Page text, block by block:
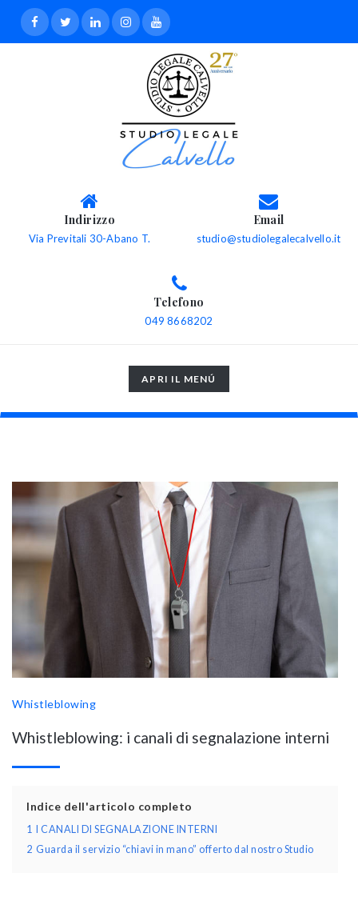
Indirizzo
Via Previtali 30-Abano T.
Email
studio@studiolegalecalvello.it
Telefono
049 8668202
TOGGLE
NAVIGATION
APRI IL MENÚ
Whistleblowing
Whistleblowing: i canali di segnalazione interni
Indice dell'articolo completo
1 I CANALI DI SEGNALAZIONE INTERNI
2 Guarda il servizio “chiavi in mano” offerto dal nostro Studio